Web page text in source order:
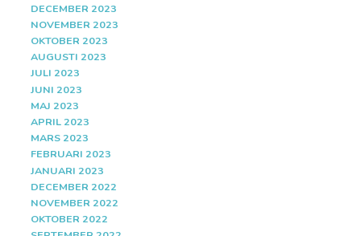
DECEMBER 2023
NOVEMBER 2023
OKTOBER 2023
AUGUSTI 2023
JULI 2023
JUNI 2023
MAJ 2023
APRIL 2023
MARS 2023
FEBRUARI 2023
JANUARI 2023
DECEMBER 2022
NOVEMBER 2022
OKTOBER 2022